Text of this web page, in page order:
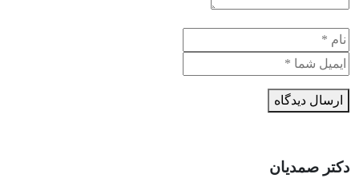
ارسال دیدگاه
دکتر صمدیان